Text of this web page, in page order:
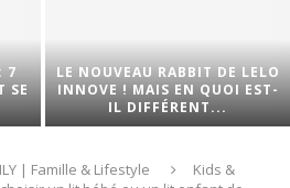
7
SE
LE NOUVEAU RABBIT DE LELO
INNOVE ! MAIS EN QUOI EST-
IL DIFFÉRENT...
| Famille & Lifestyle
Kids &